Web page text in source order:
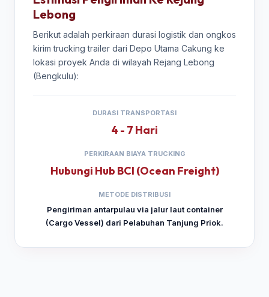
Lebong
Berikut adalah perkiraan durasi logistik dan ongkos
kirim trucking trailer dari Depo Utama Cakung ke
lokasi proyek Anda di wilayah Rejang Lebong
(Bengkulu):
DURASI TRANSPORTASI
4 - 7 Hari
PERKIRAAN BIAYA TRUCKING
Hubungi Hub BCI (Ocean Freight)
METODE DISTRIBUSI
Pengiriman antarpulau via jalur laut container
(Cargo Vessel) dari Pelabuhan Tanjung Priok.